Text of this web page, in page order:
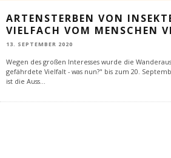
ARTENSTERBEN VON
VIELFACH VOM MENSCHEN
13. SEPTEMBER 2020
Wegen des großen Interesses wurde die
gefährdete Vielfalt - was nun?" bis zum 20.
ist die Auss...